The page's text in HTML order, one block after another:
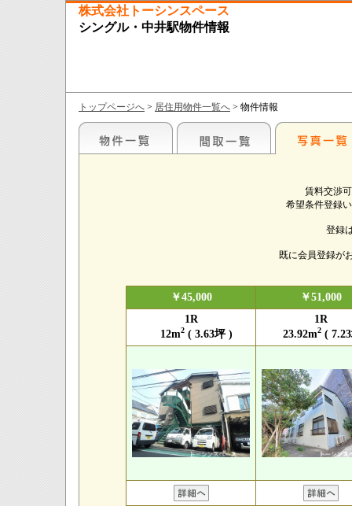
株式会社トーシンスペース
シングル・中井駅物件情報
トップページへ > 居住用物件一覧へ > 物件情報
賃料交渉
希望条件登録
登録
既に会員登録が
￥45,000
￥51,000
1R
12m2 ( 3.63坪 )
1R
23.92m2 (